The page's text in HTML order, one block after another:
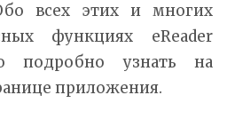
всех этих и многих
функциях eReader
подробно узнать на
приложения.